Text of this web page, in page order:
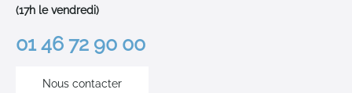
(17h le vendredi)
01 46 72 90 00
Nous contacter